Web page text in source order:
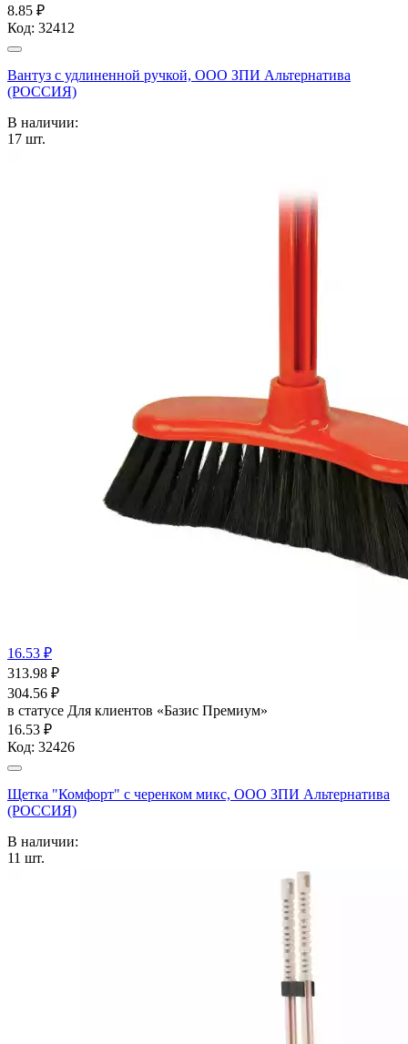
8.85 ₽
Код: 32412
Вантуз с удлиненной ручкой, ООО ЗПИ Альтернатива
(РОССИЯ)
В наличии:
17 шт.
16.53 ₽
313.98 ₽
304.56 ₽
в статусе Для клиентов «Базис Премиум»
16.53 ₽
Код: 32426
Щетка "Комфорт" с черенком микс, ООО ЗПИ Альтернатива
(РОССИЯ)
В наличии:
11 шт.